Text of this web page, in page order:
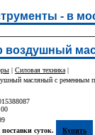
- в
воздушный
| Силовая техника |
масляный с ременным
суток.
Купить